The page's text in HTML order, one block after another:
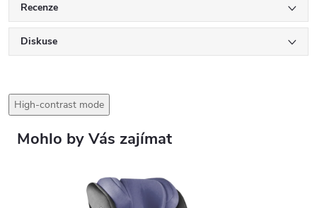
Recenze
Diskuse
High-contrast mode